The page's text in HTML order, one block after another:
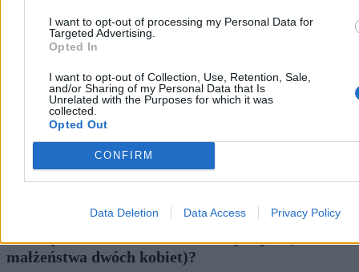
I want to opt-out of processing my Personal Data for
Targeted Advertising.
Opted In
I want to opt-out of Collection, Use, Retention, Sale,
and/or Sharing of my Personal Data that Is
Unrelated with the Purposes for which it was
collected.
Opted Out
CONFIRM
Data Deletion Data Access Privacy Policy
małżeństwa dwóch kobiet)?